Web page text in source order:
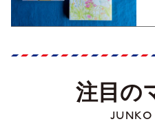
注目の
JUNKO